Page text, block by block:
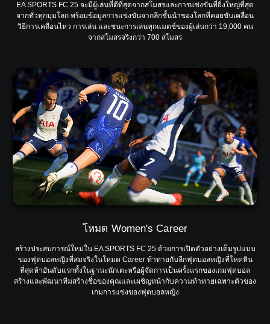
EA SPORTS FC 25 จะมีผู้เล่นที่ดีที่สุดจากสโมสรและการแข่งขันที่ยิ่งใหญ่ที่สุด
จากทั่วทุกมุมโลก พร้อมข้อมูลการแข่งขันจากลีกชั้นนำของโลกที่คอยขับเคลื่อน
วิธีการเคลื่อนไหว การเล่น และชนะการเล่นทุกแมตช์ของผู้เล่นกว่า 19,000 คน
จากสโมสรจริงกว่า 700 สโมสร
โหมด Women's Career
สร้างประสบการณ์ใหม่ใน EA SPORTS FC 25 ด้วยการเปิดตัวอย่างเต็มรูปแบบ
ของฟุตบอลหญิงที่สมจริงในโหมด Career ท้าทายกับลีกฟุตบอลหญิงที่โหดหิน
ที่สุดห้าอันดับแรกทั้งในฐานะนักเตะหรือผู้จัดการเป็นครั้งแรกของเกมฟุตบอล
สร้างและพัฒนาทีมสร้างชื่อของคุณและเผชิญหน้ากับความท้าทายเฉพาะตัวของ
เกมการแข่งของฟุตบอลหญิง